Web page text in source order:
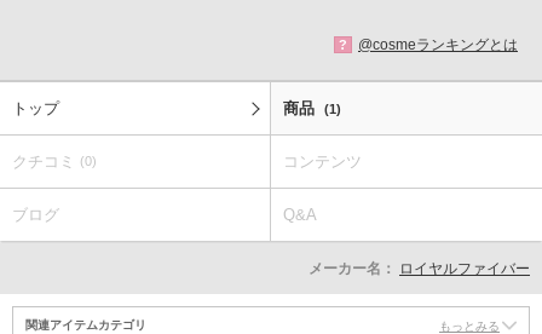
? @cosmeランキングとは
トップ 商品 (1)
クチコミ (0) コンテンツ
ブログ Q&A
メーカー名： ロイヤルファイバー
関連アイテムカテゴリ もっとみる